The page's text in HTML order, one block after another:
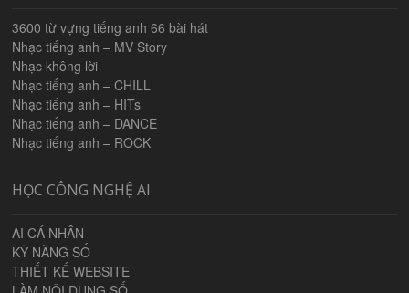
3600 từ vựng tiếng anh 66 bài hát
Nhạc tiếng anh – MV Story
Nhạc không lời
Nhạc tiếng anh – CHILL
Nhạc tiếng anh – HITs
Nhạc tiếng anh – DANCE
Nhạc tiếng anh – ROCK
HỌC CÔNG NGHỆ AI
AI CÁ NHÂN
KỸ NĂNG SỐ
THIẾT KẾ WEBSITE